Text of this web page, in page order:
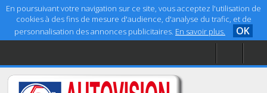
En poursuivant votre navigation sur ce site, vous acceptez l'utilisation de
cookies à des fins de mesure d'audience, d'analyse du trafic, et de
personnalisation des annonces publicitaires. En savoir plus. OK
Accueil
Aide
Mentions légales